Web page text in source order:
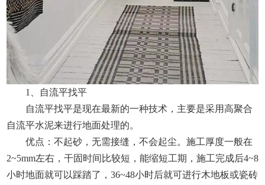
1、自流平找平
自流平找平是现在最新的一种技术，主要是采用高聚合
自流平水泥来进行地面处理的。
优点：不起砂，无需接缝，不会起尘。施工厚度一般在
2~5mm左右，干固时间比较短，能缩短工期，施工完成后4~8
小时地面就可以踩踏了，36~48小时后就可进行木地板或瓷砖